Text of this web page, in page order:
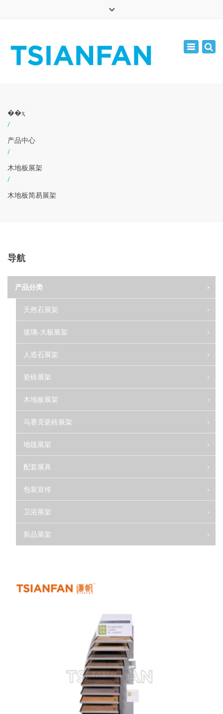
周一 - 周六: 7:00 - 17:00
Toggle
��ҳ
/
产品中心
/
木地板展架
/
木地板简易展架
导航
产品分类
天然石展架
玻璃-大板展架
人造石展架
瓷砖展架
木地板展架
马赛克瓷砖展架
地毯展架
配套展具
包装宣传
卫浴展架
新品展架